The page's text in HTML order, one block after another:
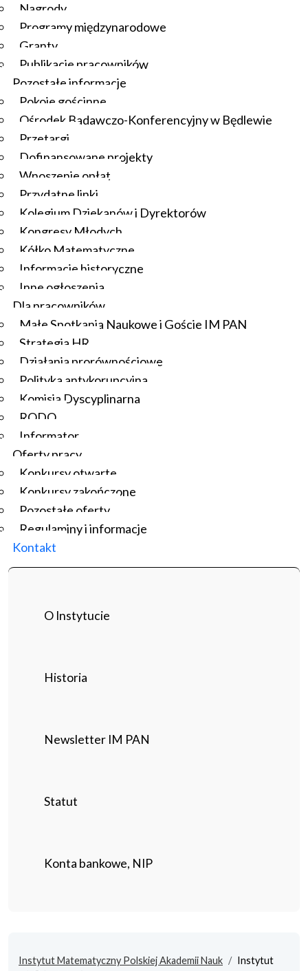
Nagrody
Programy międzynarodowe
Granty
Publikacje pracowników
Pozostałe informacje
Pokoje gościnne
Ośrodek Badawczo-Konferencyjny w Będlewie
Przetargi
Dofinansowane projekty
Wnoszenie opłat
Przydatne linki
Kolegium Dziekanów i Dyrektorów
Kongresy Młodych
Kółko Matematyczne
Informacje historyczne
Inne ogłoszenia
Dla pracowników
Małe Spotkania Naukowe i Goście IM PAN
Strategia HR
Działania prorównościowe
Polityka antykorupcyjna
Komisja Dyscyplinarna
RODO
Informator
Oferty pracy
Konkursy otwarte
Konkursy zakończone
Pozostałe oferty
Regulaminy i informacje
Kontakt
O Instytucie
Historia
Newsletter IM PAN
Statut
Konta bankowe, NIP
Instytut Matematyczny Polskiej Akademii Nauk
Instytut